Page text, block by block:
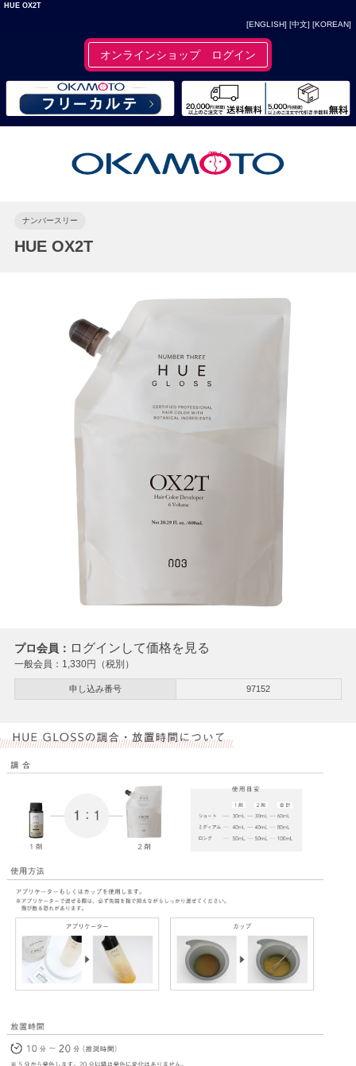
HUE OX2T
[ENGLISH] [中文] [KOREAN]
オンラインショップ ログイン
ナンバースリー
HUE OX2T
プロ会員： ログインして価格を見る
一般会員： 1,330円（税別）
申し込み番号 97152